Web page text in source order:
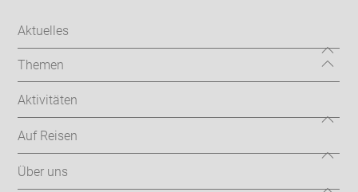
Aktuelles
Themen
Aktivitäten
Auf Reisen
Über uns